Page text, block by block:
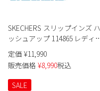
SKECHERS スリップインズ ハ
ッシュアップ 114865 レディ
ス
定価 ¥11,990
販売価格 ¥8,990税込
SALE